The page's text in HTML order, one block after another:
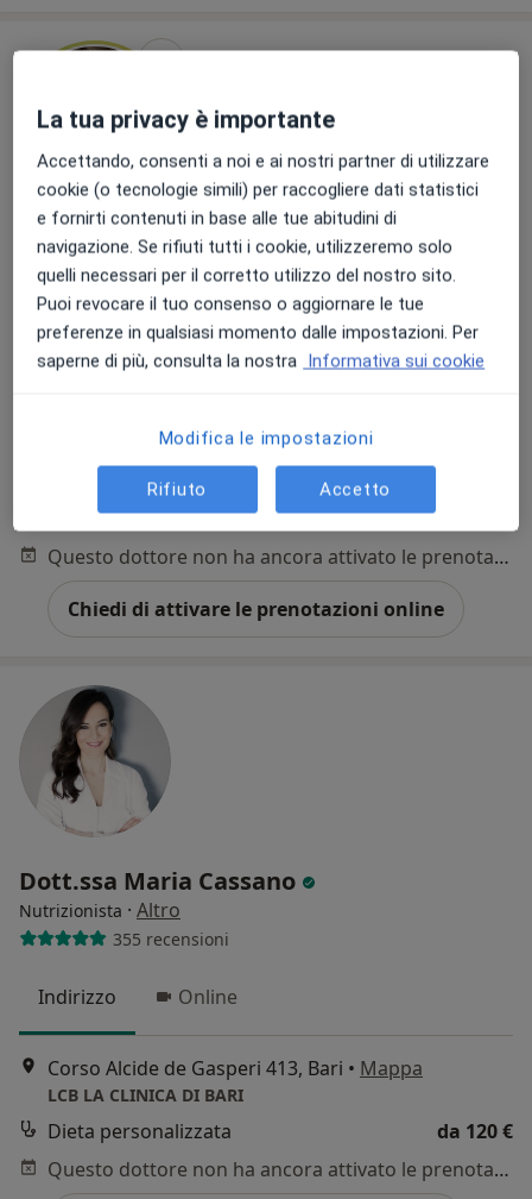
Pagamenti online
Dott.ssa Gemma Viviana Martiradonna
Nutrizionista, Chinesiologa, Professional counselor
242 recensioni
Mappa
Studio Medico Sant'Anna
Bioimpedenziometria
Questo dottore non ha ancora attivato le prenotazioni online presso questo indirizzo.
Chiedi di attivare le prenotazioni online
Dott.ssa Maria Cassano
Nutrizionista · Altro
355 recensioni
Indirizzo Online
Corso Alcide de Gasperi 413, Bari • Mappa
LCB LA CLINICA DI BARI
Dieta personalizzata
da 120 €
Questo dottore non ha ancora attivato le prenotazioni online presso questo indirizzo.
La tua privacy è importante
Accettando, consenti a noi e ai nostri partner di utilizzare
cookie (o tecnologie simili) per raccogliere dati statistici
e fornirti contenuti in base alle tue abitudini di
navigazione. Se rifiuti tutti i cookie, utilizzeremo solo
quelli necessari per il corretto utilizzo del nostro sito.
Puoi revocare il tuo consenso o aggiornare le tue
preferenze in qualsiasi momento dalle impostazioni. Per
saperne di più, consulta la nostra Informativa sui cookie
Modifica le impostazioni
Rifiuto Accetto